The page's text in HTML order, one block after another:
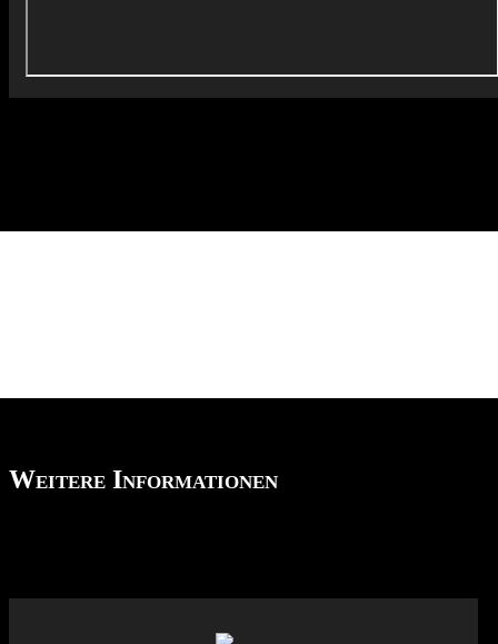
Weitere Informationen